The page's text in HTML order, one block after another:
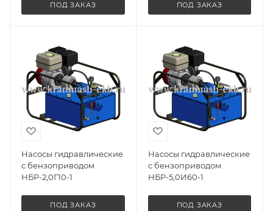
ПОД ЗАКАЗ ПОД ЗАКАЗ
Насосы гидравлические
с бензоприводом
НБР-2,0Г10-1
ПОД ЗАКАЗ
Насосы гидравлические
с бензоприводом
НБР-5,0И60-1
ПОД ЗАКАЗ